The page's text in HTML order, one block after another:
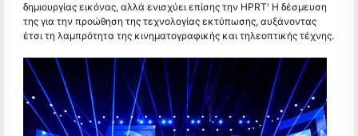
δημιουργίας εικόνας, αλλά ενισχύει επίσης την HPRT' Η δέσμευση
της για την προώθηση της τεχνολογίας εκτύπωσης, αυξάνοντας
έτσι τη λαμπρότητα της κινηματογραφικής και τηλεοπτικής τέχνης.